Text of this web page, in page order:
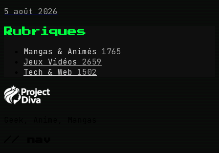
5 août 2026
Rubriques
Mangas & Animés
1765
Jeux Vidéos
2659
Tech & Web 1502